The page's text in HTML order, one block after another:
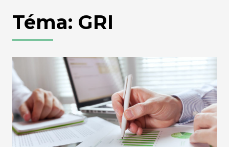
Téma: GRI